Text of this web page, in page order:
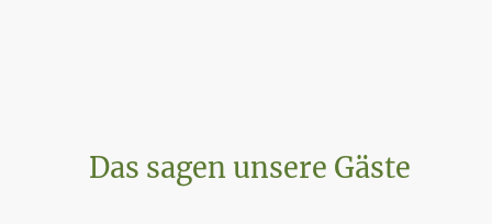
Das sagen unsere Gäste